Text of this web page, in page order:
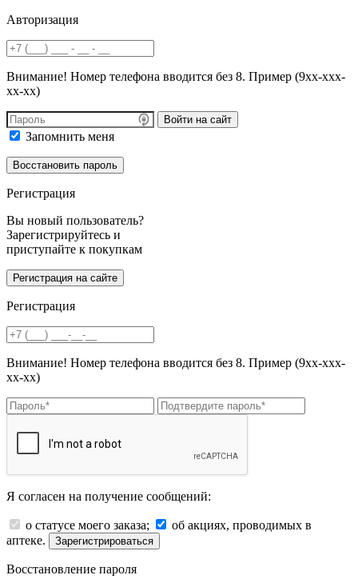
Авторизация
Внимание! Номер телефона вводится без 8. Пример (9хх-ххх-
хх-хх)
Войти на сайт
Запомнить меня
Регистрация
Вы новый пользователь?
Зарегистрируйтесь и
приступайте к покупкам
Регистрация
Внимание! Номер телефона вводится без 8. Пример (9хх-ххх-
хх-хх)
Я согласен на получение сообщений:
о статусе моего заказа;
об акциях, проводимых в
аптеке.
Зарегистрироваться
Восстановление пароля